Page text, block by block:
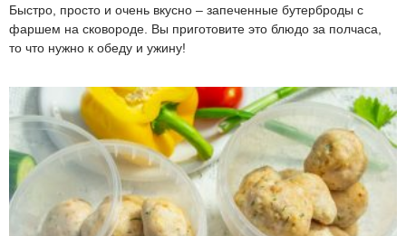
Быстро, просто и очень вкусно – запеченные бутерброды с
фаршем на сковороде. Вы приготовите это блюдо за полчаса,
то что нужно к обеду и ужину!